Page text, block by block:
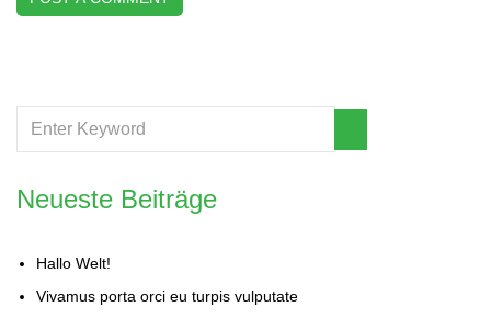
Neueste Beiträge
Hallo Welt!
Vivamus porta orci eu turpis vulputate